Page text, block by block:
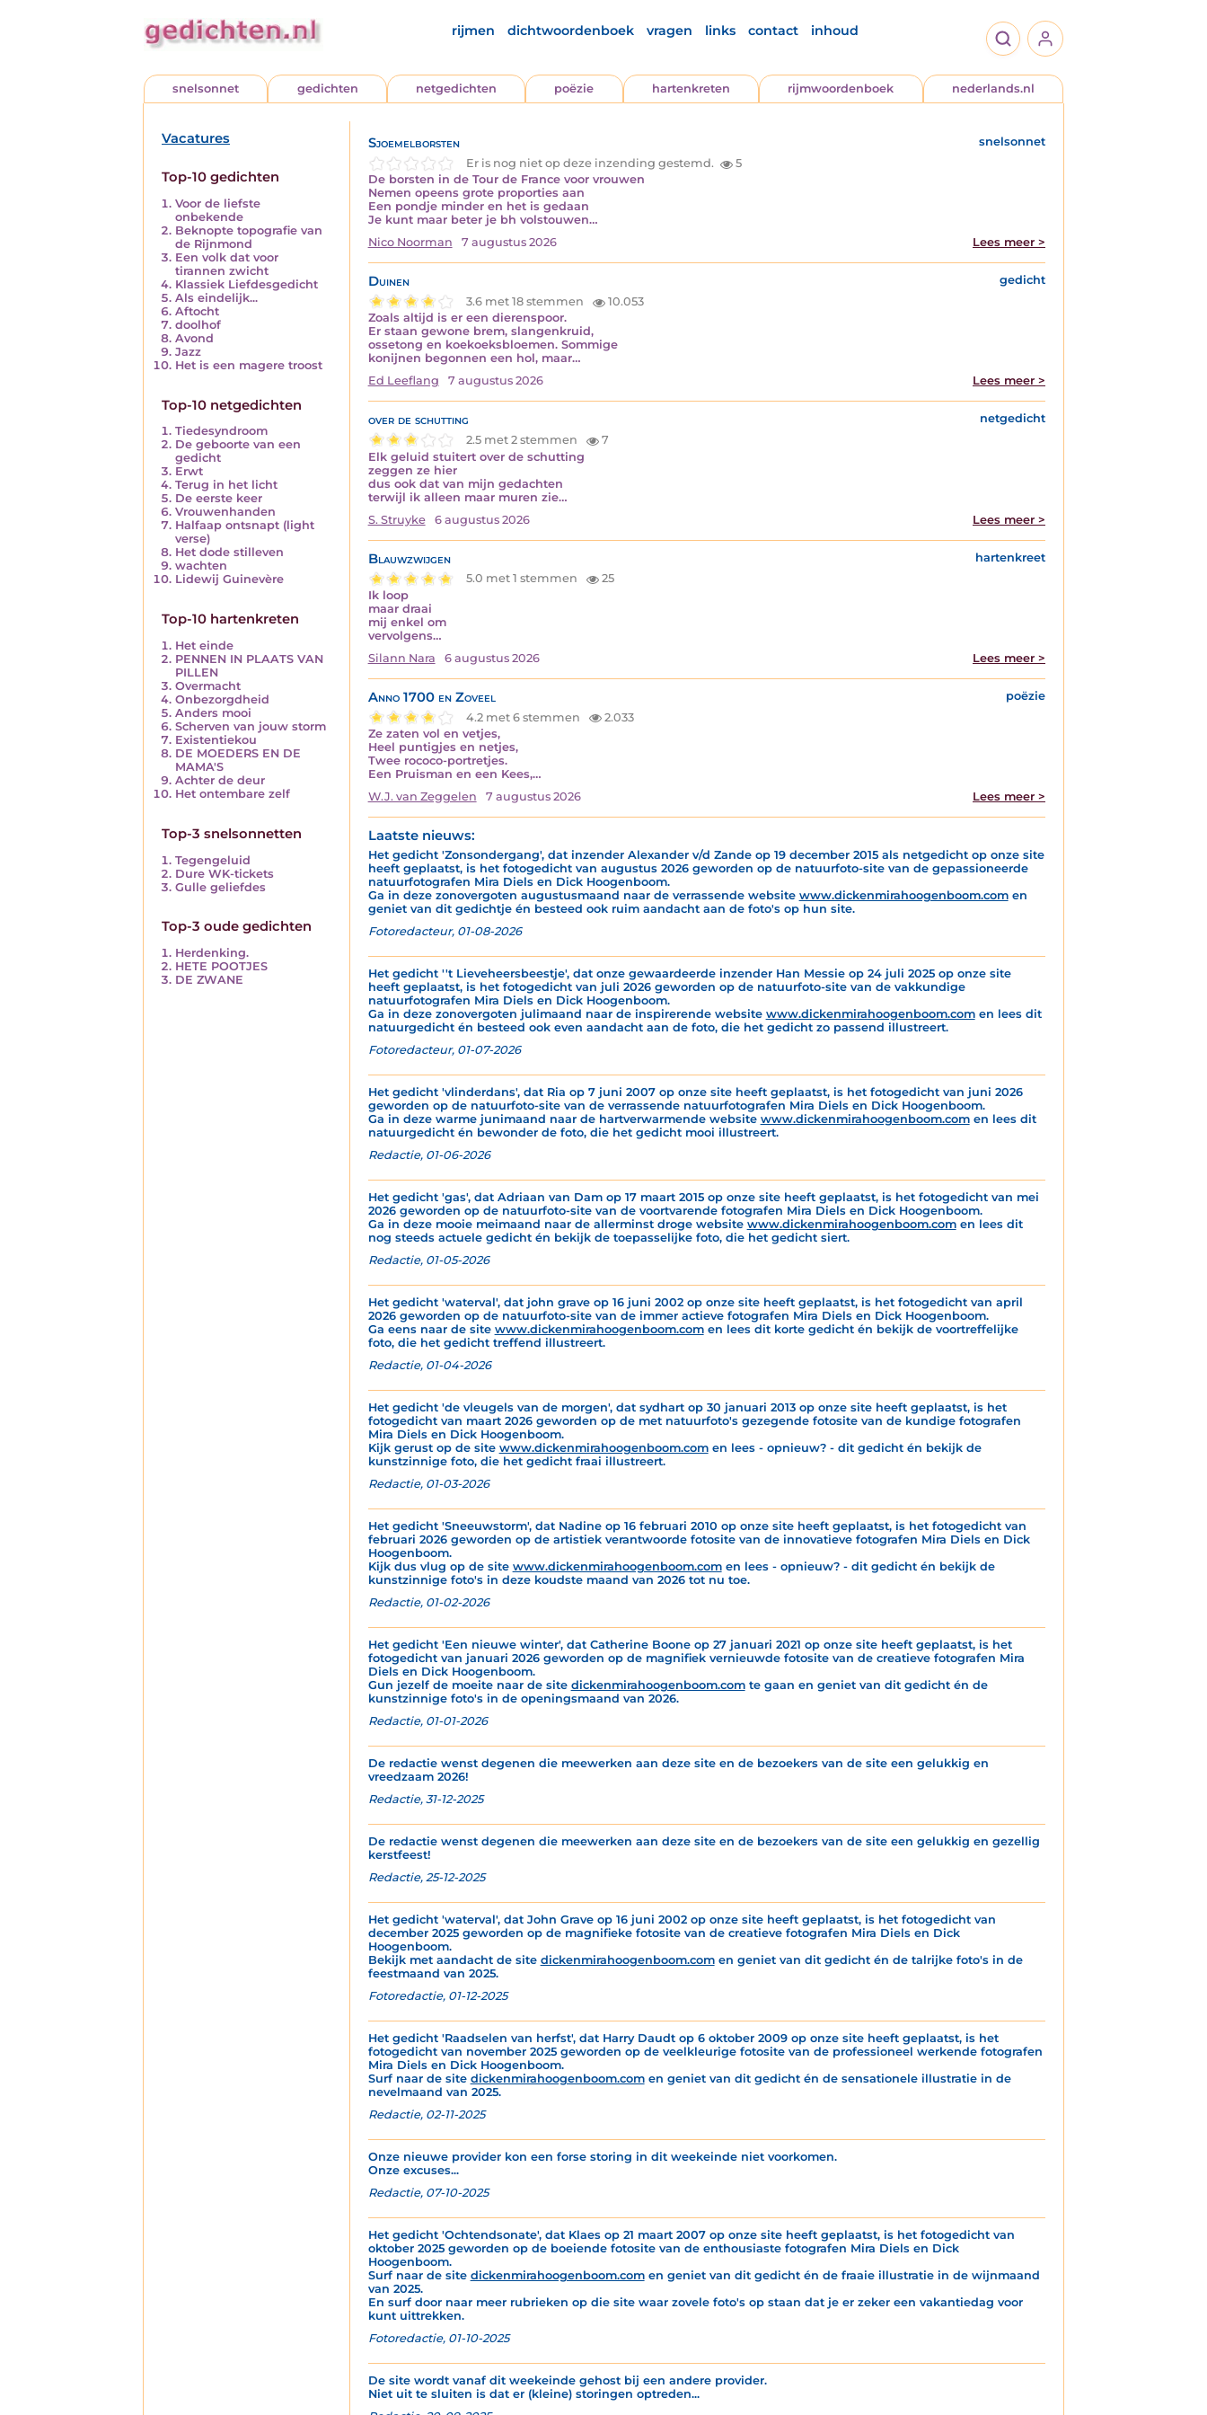
rijmen dichtwoordenboek vragen links contact inhoud
snelsonnet gedichten netgedichten poëzie hartenkreten rijmwoordenboek nederlands.nl
Vacatures
Top-10 gedichten
Voor de liefste
onbekende
Beknopte topografie van
de Rijnmond
Een volk dat voor
tirannen zwicht
Klassiek Liefdesgedicht
Als eindelijk...
Aftocht
doolhof
Avond
Jazz
Het is een magere troost
Top-10 netgedichten
Tiedesyndroom
De geboorte van een
gedicht
Erwt
Terug in het licht
De eerste keer
Vrouwenhanden
Halfaap ontsnapt (light
verse)
Het dode stilleven
wachten
Lidewij Guinevère
Top-10 hartenkreten
Het einde
PENNEN IN PLAATS VAN
PILLEN
Overmacht
Onbezorgdheid
Anders mooi
Scherven van jouw storm
Existentiekou
DE MOEDERS EN DE
MAMA'S
Achter de deur
Het ontembare zelf
Top-3 snelsonnetten
Tegengeluid
Dure WK-tickets
Gulle geliefdes
Top-3 oude gedichten
Herdenking.
HETE POOTJES
DE ZWANE
Sjoemelborsten
snelsonnet
Er is nog niet op deze inzending gestemd.
5
De borsten in de Tour de France voor vrouwen
Nemen opeens grote proporties aan
Een pondje minder en het is gedaan
Je kunt maar beter je bh volstouwen…
Nico Noorman
7 augustus 2026 Lees meer >
Duinen
gedicht
3.6 met 18 stemmen
10.053
Zoals altijd is er een dierenspoor.
Er staan gewone brem, slangenkruid,
ossetong en koekoeksbloemen. Sommige
konijnen begonnen een hol, maar…
Ed Leeflang
7 augustus 2026 Lees meer >
over de schutting
netgedicht
2.5 met 2 stemmen
7
Elk geluid stuitert over de schutting
zeggen ze hier
dus ook dat van mijn gedachten
terwijl ik alleen maar muren zie…
S. Struyke
6 augustus 2026 Lees meer >
Blauwzwijgen
hartenkreet
5.0 met 1 stemmen
25
Ik loop
maar draai
mij enkel om
vervolgens…
Silann Nara
6 augustus 2026 Lees meer >
Anno 1700 en Zoveel
poëzie
4.2 met 6 stemmen
2.033
Ze zaten vol en vetjes,
Heel puntigjes en netjes,
Twee rococo-portretjes.
Een Pruisman en een Kees,…
W.J. van Zeggelen
7 augustus 2026 Lees meer >
Laatste nieuws:
Het gedicht 'Zonsondergang', dat inzender Alexander v/d Zande op 19 december 2015 als netgedicht op onze site
heeft geplaatst, is het fotogedicht van augustus 2026 geworden op de natuurfoto-site van de gepassioneerde
natuurfotografen Mira Diels en Dick Hoogenboom.
Ga in deze zonovergoten augustusmaand naar de verrassende website www.dickenmirahoogenboom.comen
geniet van dit gedichtje én besteed ook ruim aandacht aan de foto's op hun site.
Fotoredacteur, 01-08-2026
Het gedicht ''t Lieveheersbeestje', dat onze gewaardeerde inzender Han Messie op 24 juli 2025 op onze site
heeft geplaatst, is het fotogedicht van juli 2026 geworden op de natuurfoto-site van de vakkundige
natuurfotografen Mira Diels en Dick Hoogenboom.
Ga in deze zonovergoten julimaand naar de inspirerende website www.dickenmirahoogenboom.comen lees dit
natuurgedicht én besteed ook even aandacht aan de foto, die het gedicht zo passend illustreert.
Fotoredacteur, 01-07-2026
Het gedicht 'vlinderdans', dat Ria op 7 juni 2007 op onze site heeft geplaatst, is het fotogedicht van juni 2026
geworden op de natuurfoto-site van de verrassende natuurfotografen Mira Diels en Dick Hoogenboom.
Ga in deze warme junimaand naar de hartverwarmende website www.dickenmirahoogenboom.comen lees dit
natuurgedicht én bewonder de foto, die het gedicht mooi illustreert.
Redactie, 01-06-2026
Het gedicht 'gas', dat Adriaan van Dam op 17 maart 2015 op onze site heeft geplaatst, is het fotogedicht van mei
2026 geworden op de natuurfoto-site van de voortvarende fotografen Mira Diels en Dick Hoogenboom.
Ga in deze mooie meimaand naar de allerminst droge website www.dickenmirahoogenboom.comen lees dit
nog steeds actuele gedicht én bekijk de toepasselijke foto, die het gedicht siert.
Redactie, 01-05-2026
Het gedicht 'waterval', dat john grave op 16 juni 2002 op onze site heeft geplaatst, is het fotogedicht van april
2026 geworden op de natuurfoto-site van de immer actieve fotografen Mira Diels en Dick Hoogenboom.
Ga eens naar de site www.dickenmirahoogenboom.comen lees dit korte gedicht én bekijk de voortreffelijke
foto, die het gedicht treffend illustreert.
Redactie, 01-04-2026
Het gedicht 'de vleugels van de morgen', dat sydhart op 30 januari 2013 op onze site heeft geplaatst, is het
fotogedicht van maart 2026 geworden op de met natuurfoto's gezegende fotosite van de kundige fotografen
Mira Diels en Dick Hoogenboom.
Kijk gerust op de site www.dickenmirahoogenboom.comen lees - opnieuw? - dit gedicht én bekijk de
kunstzinnige foto, die het gedicht fraai illustreert.
Redactie, 01-03-2026
Het gedicht 'Sneeuwstorm', dat Nadine op 16 februari 2010 op onze site heeft geplaatst, is het fotogedicht van
februari 2026 geworden op de artistiek verantwoorde fotosite van de innovatieve fotografen Mira Diels en Dick
Hoogenboom.
Kijk dus vlug op de site www.dickenmirahoogenboom.comen lees - opnieuw? - dit gedicht én bekijk de
kunstzinnige foto's in deze koudste maand van 2026 tot nu toe.
Redactie, 01-02-2026
Het gedicht 'Een nieuwe winter', dat Catherine Boone op 27 januari 2021 op onze site heeft geplaatst, is het
fotogedicht van januari 2026 geworden op de magnifiek vernieuwde fotosite van de creatieve fotografen Mira
Diels en Dick Hoogenboom.
Gun jezelf de moeite naar de site dickenmirahoogenboom.comte gaan en geniet van dit gedicht én de
kunstzinnige foto's in de openingsmaand van 2026.
Redactie, 01-01-2026
De redactie wenst degenen die meewerken aan deze site en de bezoekers van de site een gelukkig en
vreedzaam 2026!
Redactie, 31-12-2025
De redactie wenst degenen die meewerken aan deze site en de bezoekers van de site een gelukkig en gezellig
kerstfeest!
Redactie, 25-12-2025
Het gedicht 'waterval', dat John Grave op 16 juni 2002 op onze site heeft geplaatst, is het fotogedicht van
december 2025 geworden op de magnifieke fotosite van de creatieve fotografen Mira Diels en Dick
Hoogenboom.
Bekijk met aandacht de site dickenmirahoogenboom.comen geniet van dit gedicht én de talrijke foto's in de
feestmaand van 2025.
Fotoredactie, 01-12-2025
Het gedicht 'Raadselen van herfst', dat Harry Daudt op 6 oktober 2009 op onze site heeft geplaatst, is het
fotogedicht van november 2025 geworden op de veelkleurige fotosite van de professioneel werkende fotografen
Mira Diels en Dick Hoogenboom.
Surf naar de site dickenmirahoogenboom.comen geniet van dit gedicht én de sensationele illustratie in de
nevelmaand van 2025.
Redactie, 02-11-2025
Onze nieuwe provider kon een forse storing in dit weekeinde niet voorkomen.
Onze excuses...
Redactie, 07-10-2025
Het gedicht 'Ochtendsonate', dat Klaes op 21 maart 2007 op onze site heeft geplaatst, is het fotogedicht van
oktober 2025 geworden op de boeiende fotosite van de enthousiaste fotografen Mira Diels en Dick
Hoogenboom.
Surf naar de site dickenmirahoogenboom.comen geniet van dit gedicht én de fraaie illustratie in de wijnmaand
van 2025.
En surf door naar meer rubrieken op die site waar zovele foto's op staan dat je er zeker een vakantiedag voor
kunt uittrekken.
Fotoredactie, 01-10-2025
De site wordt vanaf dit weekeinde gehost bij een andere provider.
Niet uit te sluiten is dat er (kleine) storingen optreden...